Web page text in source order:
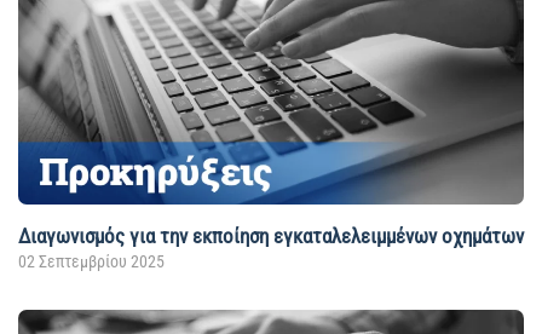
Διαγωνισμός για την εκποίηση εγκαταλελειμμένων οχημάτων
02 Σεπτεμβρίου 2025